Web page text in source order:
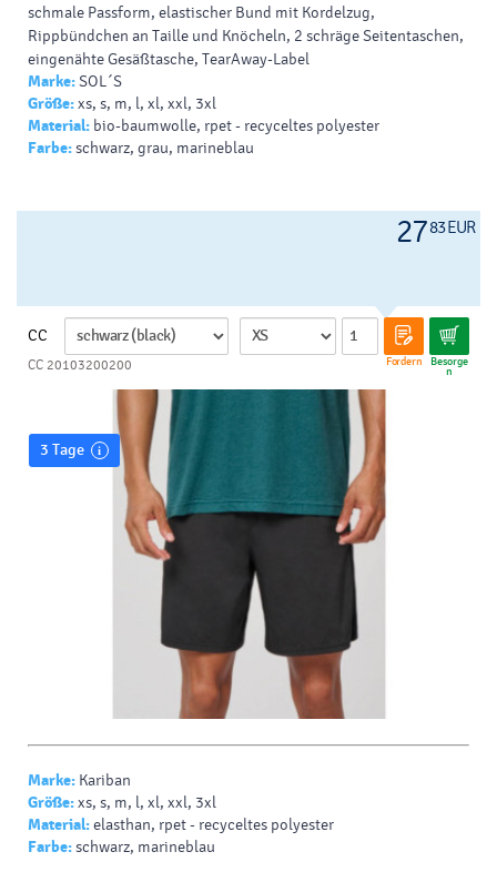
schmale Passform, elastischer Bund mit Kordelzug,
Rippbündchen an Taille und Knöcheln, 2 schräge Seitentaschen,
eingenähte Gesäßtasche, TearAway-Label
Marke:SOL´S
Größe:xs, s, m, l, xl, xxl, 3xl
Material: bio-baumwolle, rpet - recyceltes polyester
Farbe:schwarz, grau, marineblau
2783 EUR
CC
Fordern Besorge
n
CC 20103200200
3 Tage
Marke: Kariban
Größe:xs, s, m, l, xl, xxl, 3xl
Material:elasthan, rpet - recyceltes polyester
Farbe:schwarz, marineblau